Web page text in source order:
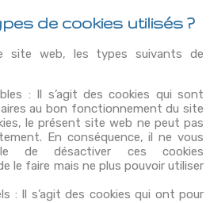
de cookies utilisés ?
site web, les types suivants de
: Il s’agit des cookies qui sont
au bon fonctionnement du site
le présent site web ne peut pas
En conséquence, il ne vous
de désactiver ces cookies
le faire mais ne plus pouvoir utiliser
: Il s’agit des cookies qui ont pour